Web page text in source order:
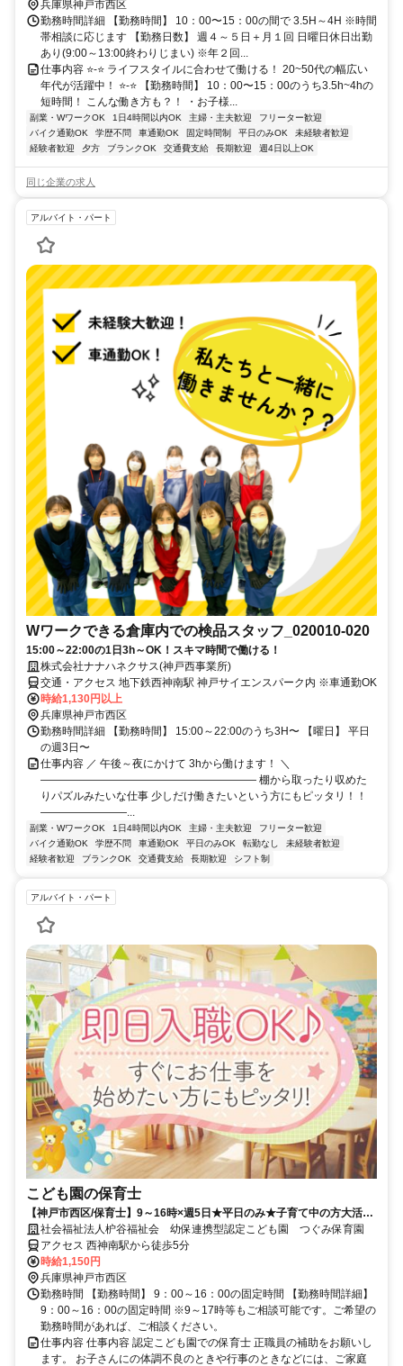
兵庫県神戸市西区
勤務時間詳細 【勤務時間】 10：00〜15：00の間で 3.5H～4H ※時間
帯相談に応じます 【勤務日数】 週４～５日＋月１回 日曜日休日出勤
あり(9:00～13:00終わりじまい) ※年２回...
仕事内容 ⭐-⭐ ライフスタイルに合わせて働ける！ 20~50代の幅広い
年代が活躍中！ ⭐-⭐ 【勤務時間】 10：00〜15：00のうち3.5h~4hの
短時間！ こんな働き方も？！ ・お子様...
副業・WワークOK 1日4時間以内OK 主婦・主夫歓迎
フリーター歓迎
バイク通勤OK
学歴不問 車通勤OK 固定時間制 平日のみOK
未経験者歓迎
経験者歓迎
夕方 ブランクOK 交通費支給 長期歓迎 週4日以上OK
同じ企業の求人
アルバイト・パート
Wワークできる倉庫内での検品スタッフ_020010-020
15:00～22:00の1日3h～OK！スキマ時間で働ける！
株式会社ナナハネクサス(神戸西事業所)
交通・アクセス 地下鉄西神南駅 神戸サイエンスパーク内 ※車通勤OK
時給1,130円以上
兵庫県神戸市西区
勤務時間詳細 【勤務時間】 15:00～22:00のうち3H〜 【曜日】 平日
の週3日〜
仕事内容 ／ 午後～夜にかけて 3hから働けます！ ＼
―――――――――――――――――――― 棚から取ったり収めた
りパズルみたいな仕事 少しだけ働きたいという方にもピッタリ！！
――――――――...
副業・WワークOK 1日4時間以内OK 主婦・主夫歓迎
フリーター歓迎
バイク通勤OK
学歴不問 車通勤OK 平日のみOK 転勤なし
未経験者歓迎
経験者歓迎
ブランクOK 交通費支給 長期歓迎 シフト制
アルバイト・パート
こども園の保育士
【神戸市西区/保育士】9～16時×週5日★平日のみ★子育て中の方大活躍
中★家庭優先で働けます★駐車場代無料★定員196名の認定こども園で
す！
社会福祉法人枦谷福祉会 幼保連携型認定こども園 つぐみ保育園
アクセス 西神南駅から徒歩5分
時給1,150円
兵庫県神戸市西区
勤務時間 【勤務時間】 9：00～16：00の固定時間 【勤務時間詳細】
9：00～16：00の固定時間 ※9～17時等もご相談可能です。ご希望の
勤務時間があれば、ご相談ください。
仕事内容 仕事内容 認定こども園での保育士 正職員の補助をお願いし
ます。 お子さんにの体調不良のときや行事のときなどには、ご家庭